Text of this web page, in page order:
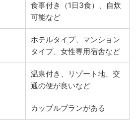
食事付き（1日3食）、自炊
可能など
ホテルタイプ、マンション
タイプ、女性専用宿舎など
温泉付き、リゾート地、交
通の便が良いなど
カップルプランがある